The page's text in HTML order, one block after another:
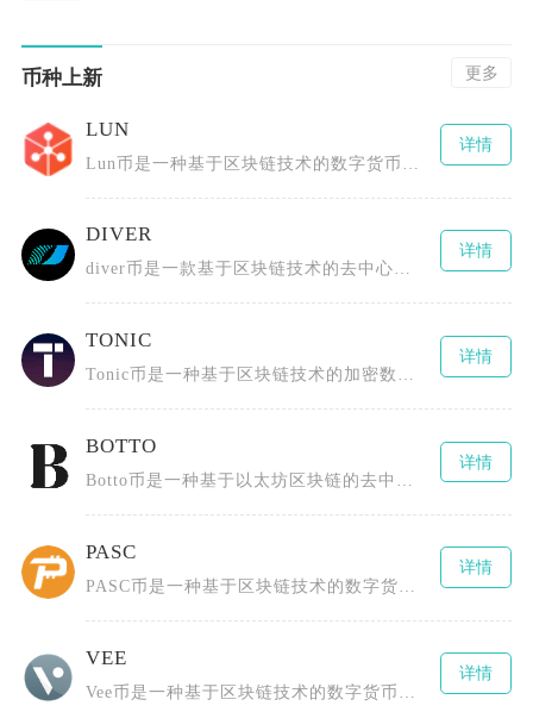
币种上新 更多
LUN
详情
DIVER
diver币是一款基于区块链技术的去中心化数字货币，为用户提供安全、高效且低成本的数字资产
详情
TONIC
Tonic币是一种基于区块链技术的加密数字货币，采用了先进的分布式账本技术，具有去中心化、
详情
BOTTO
详情
PASC
详情
VEE
详情